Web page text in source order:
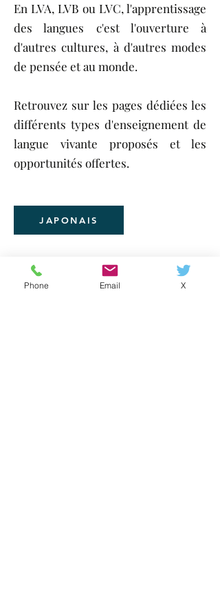
En LVA, LVB ou LVC, l'apprentissage
des langues c'est l'ouverture à
d'autres cultures, à d'autres modes
de pensée et au monde.
Retrouvez sur les pages dédiées les
différents types d'enseignement de
langue vivante proposés et les
opportunités offertes.
JAPONAIS
Phone Email X